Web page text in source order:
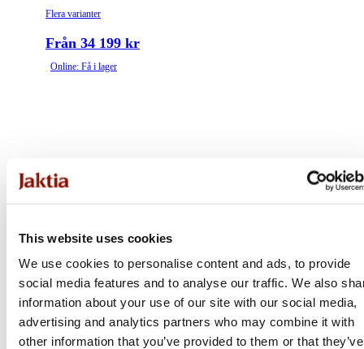
This website uses cookies
We use cookies to personalise content and ads, to provide
social media features and to analyse our traffic. We also
information about your use of our site with our social media,
advertising and analytics partners who may combine it with
other information that you’ve provided to them or that they’ve
Flera varianter
Från 34 199 kr
Online: Få i lager